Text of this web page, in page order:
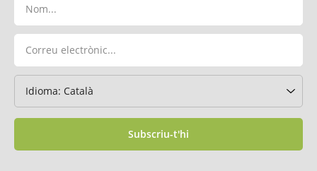
Subscriu-t'hi